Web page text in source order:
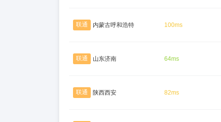
联通 内蒙古呼和浩特 100ms
联通 山东济南 64ms
联通 陕西西安 82ms